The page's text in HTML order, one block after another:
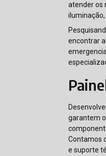
atender os
encontrar
garantem
Contamos
e suporte